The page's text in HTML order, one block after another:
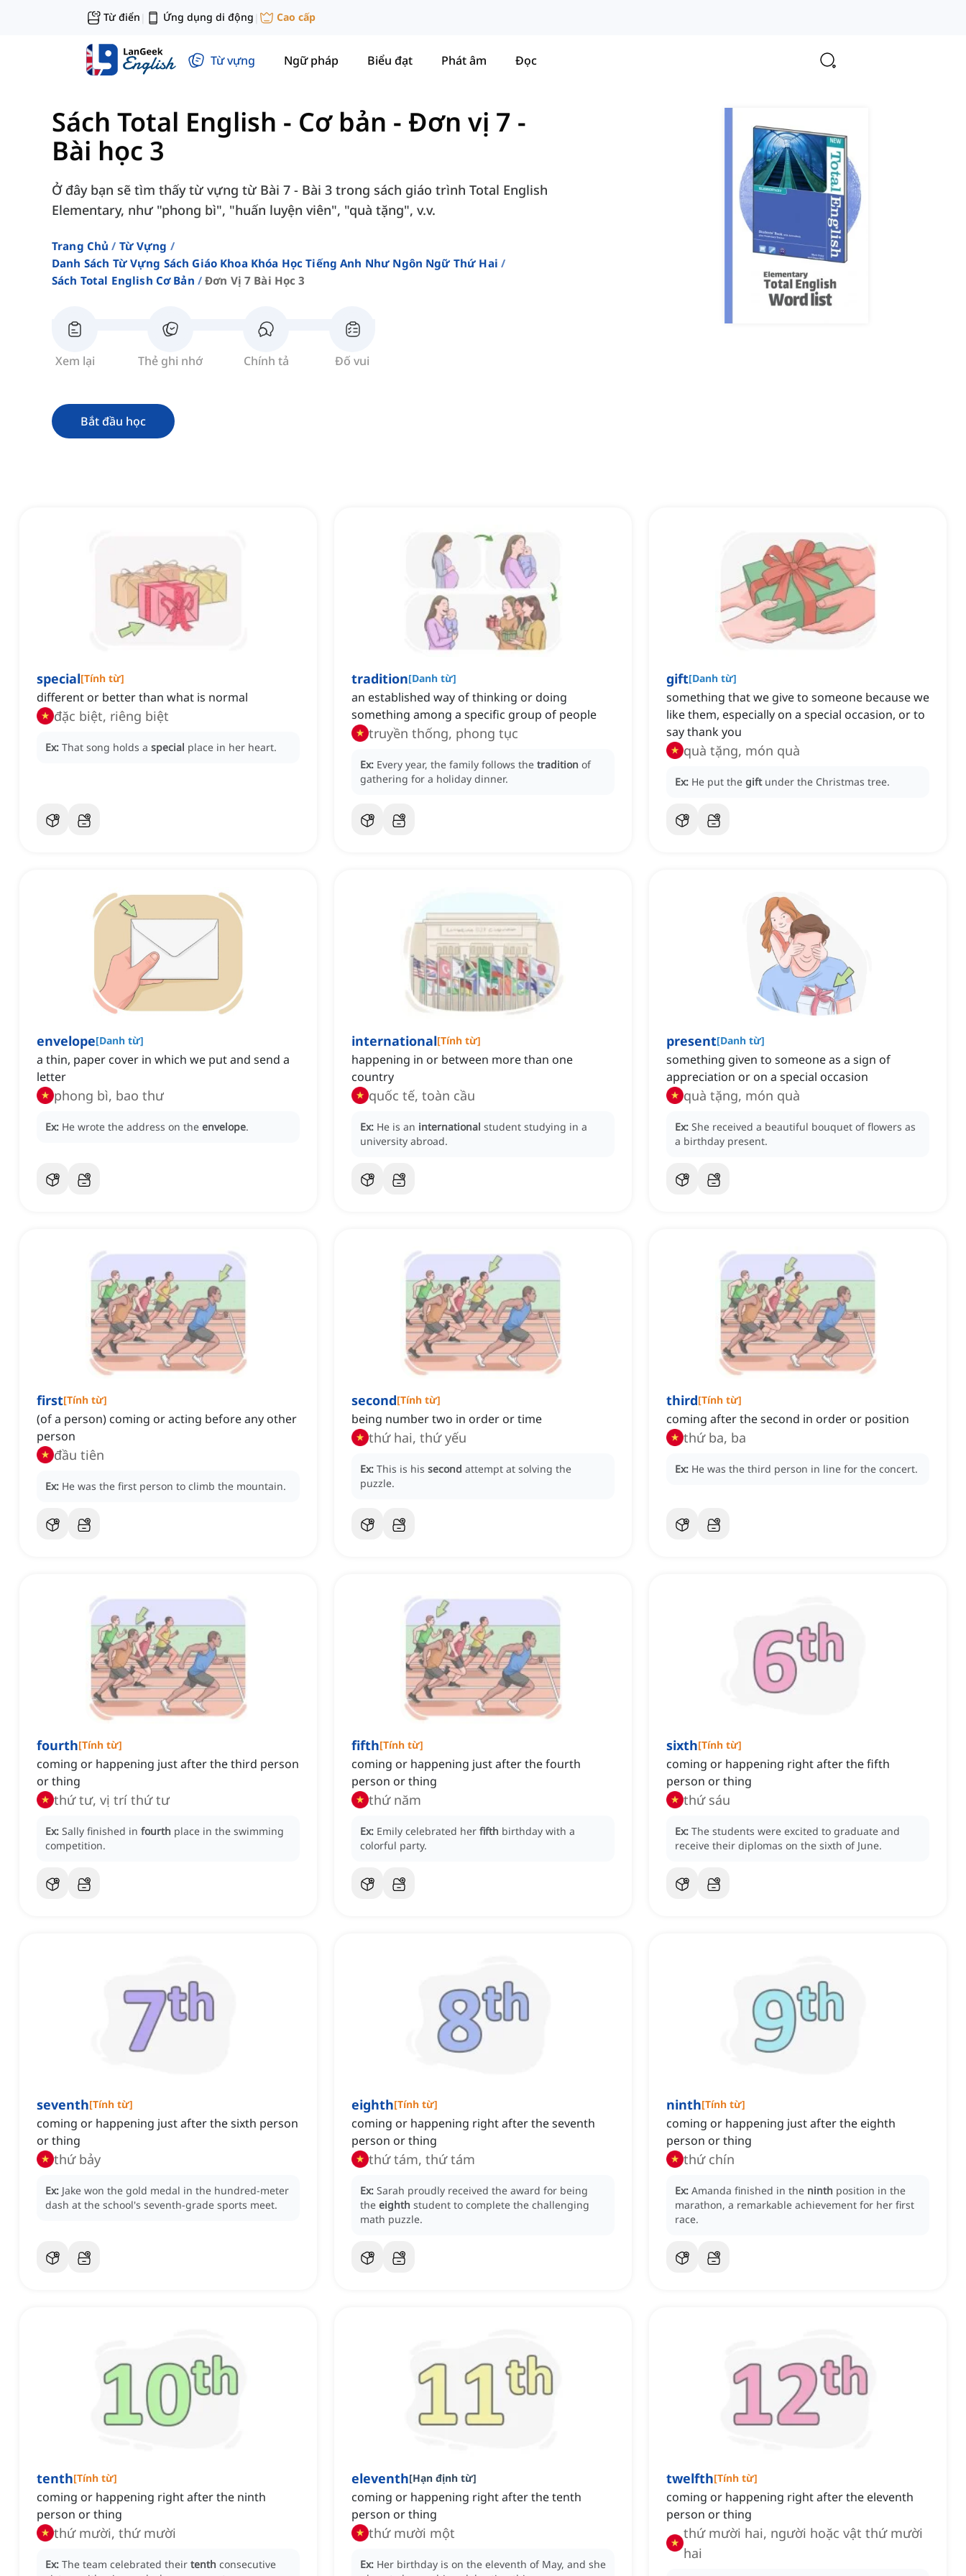
Từ điển | Ứng dụng di động | Cao cấp
Từ vựng Ngữ pháp Biểu đạt Phát âm Đọc
Sách Total English - Cơ bản - Đơn vị 7 -
Bài học 3
Ở đây bạn sẽ tìm thấy từ vựng từ Bài 7 - Bài 3 trong sách giáo trình Total English
Elementary, như "phong bì", "huấn luyện viên", "quà tặng", v.v.
Trang Chủ
Từ Vựng
Danh Sách Từ Vựng Sách Giáo Khoa Khóa Học Tiếng Anh Như Ngôn Ngữ Thứ Hai
Sách Total English Cơ Bản
Đơn Vị 7 Bài Học 3
Xem lại Thẻ ghi nhớ Chính tả Đố vui
Bắt đầu học
special[Tính từ]
different or better than what is normal
đặc biệt, riêng biệt
Ex: That song holds a special place in her heart.
tradition[Danh từ]
an established way of thinking or doing
something among a specific group of people
truyền thống, phong tục
Ex: Every year, the family follows the tradition of
gathering for a holiday dinner.
gift[Danh từ]
something that we give to someone because we
like them, especially on a special occasion, or to
say thank you
quà tặng, món quà
Ex: He put the gift under the Christmas tree.
envelope[Danh từ]
a thin, paper cover in which we put and send a
letter
phong bì, bao thư
Ex: He wrote the address on the envelope.
international[Tính từ]
happening in or between more than one
country
quốc tế, toàn cầu
Ex: He is an international student studying in a
university abroad.
present[Danh từ]
something given to someone as a sign of
appreciation or on a special occasion
quà tặng, món quà
Ex: She received a beautiful bouquet of flowers as
a birthday present.
first[Tính từ]
(of a person) coming or acting before any other
person
đầu tiên
Ex: He was the first person to climb the mountain.
second[Tính từ]
being number two in order or time
thứ hai, thứ yếu
Ex: This is his second attempt at solving the
puzzle.
third[Tính từ]
coming after the second in order or position
thứ ba, ba
Ex: He was the third person in line for the concert.
fourth[Tính từ]
coming or happening just after the third person
or thing
thứ tư, vị trí thứ tư
Ex: Sally finished in fourth place in the swimming
competition.
fifth[Tính từ]
coming or happening just after the fourth
person or thing
thứ năm
Ex: Emily celebrated her fifth birthday with a
colorful party.
sixth[Tính từ]
coming or happening right after the fifth
person or thing
thứ sáu
Ex: The students were excited to graduate and
receive their diplomas on the sixth of June.
seventh[Tính từ]
coming or happening just after the sixth person
or thing
thứ bảy
Ex: Jake won the gold medal in the hundred-meter
dash at the school's seventh-grade sports meet.
eighth[Tính từ]
coming or happening right after the seventh
person or thing
thứ tám, thứ tám
Ex: Sarah proudly received the award for being
the eighth student to complete the challenging
math puzzle.
ninth[Tính từ]
coming or happening just after the eighth
person or thing
thứ chín
Ex: Amanda finished in the ninth position in the
marathon, a remarkable achievement for her first
race.
tenth[Tính từ]
coming or happening right after the ninth
person or thing
thứ mười, thứ mười
Ex: The team celebrated their tenth consecutive
eleventh[Hạn định từ]
coming or happening right after the tenth
person or thing
thứ mười một
Ex: Her birthday is on the eleventh of May, and she
twelfth[Tính từ]
coming or happening right after the eleventh
person or thing
thứ mười hai, người hoặc vật thứ mười
hai